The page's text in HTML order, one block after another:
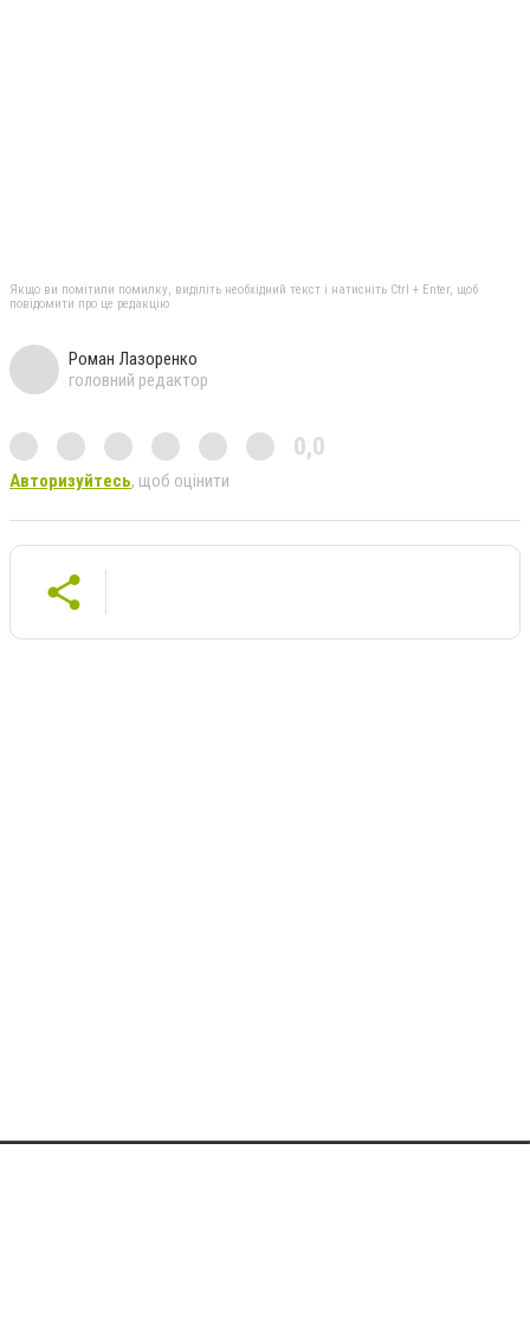
Якщо ви помітили помилку, виділіть необхідний текст і натисніть Ctrl + Enter, щоб
повідомити про це редакцію
Роман Лазоренко
головний редактор
0,0
Авторизуйтесь, щоб оцінити